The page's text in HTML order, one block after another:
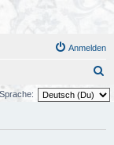
Anmelden
u
Sprache: